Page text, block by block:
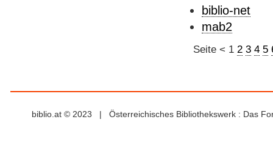
biblio-net
mab2
Seite < 1 2 3 4 5
biblio.at © 2023 | Österreichisches Bibliothekswerk : Das